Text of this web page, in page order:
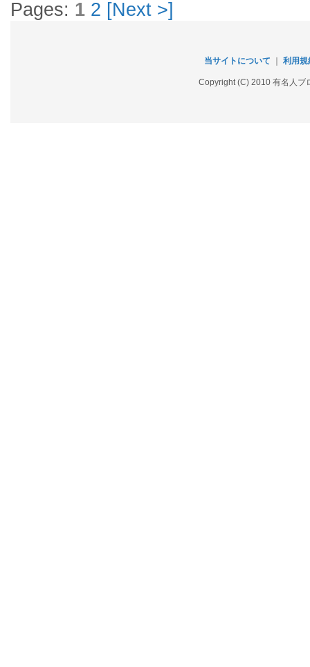
Pages: 1 2 [Next >]
当サイトについて 利用規
Copyright (C) 2010 有名人ブ